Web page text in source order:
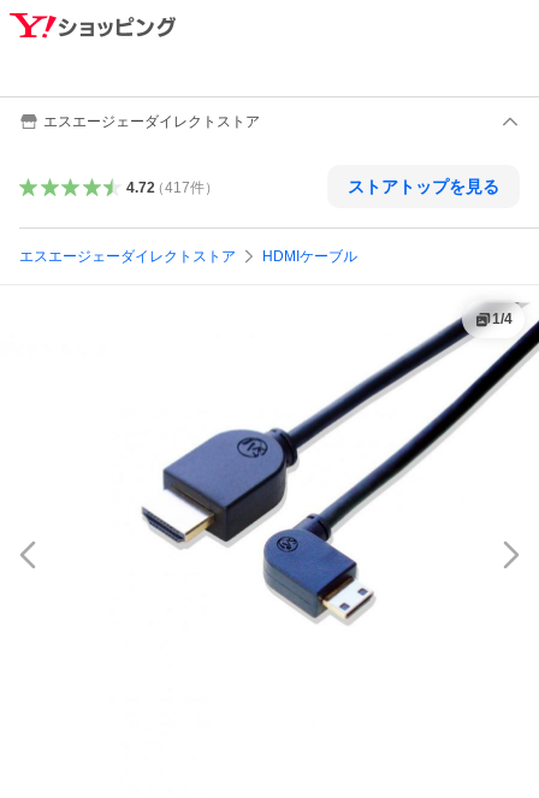
エスエージェーダイレクトストア
4.72（417件） ストアトップを見る
エスエージェーダイレクトストア HDMIケーブル
1/4